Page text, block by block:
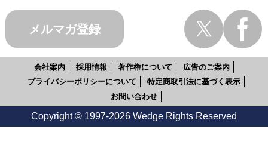
メルマガ登録
会社案内 採用情報 著作権について
広告のご案内
プライバシーポリシーについて
特定商取引法に基づく表示
お問い合わせ
Copyright © 1997-2026 Wedge Rights Reserved